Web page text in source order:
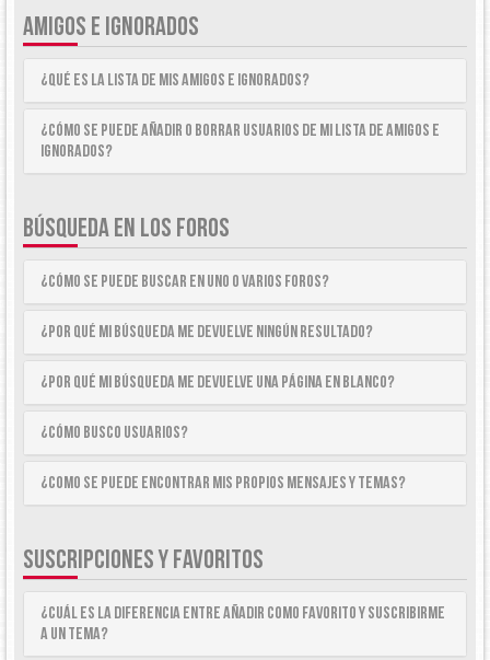
AMIGOS E IGNORADOS
¿Qué es la lista de Mis Amigos e Ignorados?
¿Cómo se puede añadir o borrar usuarios de mi lista de Amigos e
Ignorados?
BÚSQUEDA EN LOS FOROS
¿Cómo se puede buscar en uno o varios foros?
¿Por qué mi búsqueda me devuelve ningún resultado?
¿Por qué mi búsqueda me devuelve una página en blanco?
¿Cómo busco usuarios?
¿Como se puede encontrar mis propios mensajes y temas?
SUSCRIPCIONES Y FAVORITOS
¿Cuál es la diferencia entre añadir como Favorito y suscribirme
a un tema?